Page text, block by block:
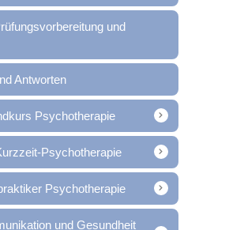
und
Antworten
Psychotherapie
Psychotherapie
Psychotherapie
und Gesundheit